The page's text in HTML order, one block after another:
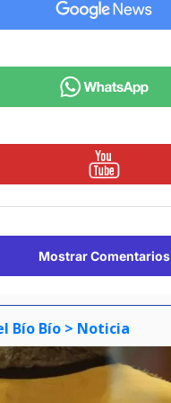
Mostrar Comentarios
Bío Bío > Noticia